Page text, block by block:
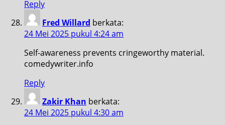
Reply
Fred Willard berkata:
24 Mei 2025 pukul 4:24 am
Self-awareness prevents cringeworthy material.
comedywriter.info
Reply
Zakir Khan berkata:
24 Mei 2025 pukul 4:30 am